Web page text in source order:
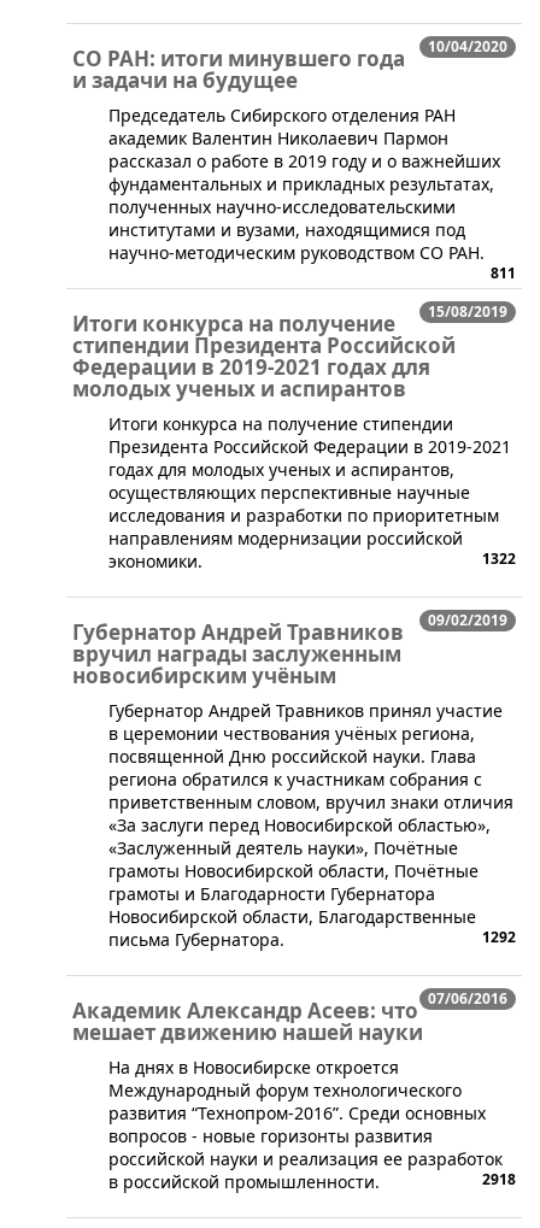
10/04/2020
СО РАН: итоги минувшего года
и задачи на будущее
​​Председатель Сибирского отделения РАН
академик Валентин Николаевич Пармон
рассказал о работе в 2019 году и о важнейших
фундаментальных и прикладных результатах,
полученных научно-исследовательскими
институтами и вузами, находящимися под
научно-методическим руководством СО РАН.
811
15/08/2019
Итоги конкурса на получение
стипендии Президента Российской
Федерации в 2019-2021 годах для
молодых ученых и аспирантов
Итоги конкурса на получение стипендии
Президента Российской Федерации в 2019-2021
годах для молодых ученых и аспирантов,
осуществляющих перспективные научные
исследования и разработки по приоритетным
направлениям модернизации российской
экономики.
1322
09/02/2019
Губернатор Андрей Травников
вручил награды заслуженным
новосибирским учёным
​Губернатор Андрей Травников принял участие
в церемонии чествования учёных региона,
посвященной Дню российской науки. Глава
региона обратился к участникам собрания с
приветственным словом, вручил знаки отличия
«За заслуги перед Новосибирской областью»,
«Заслуженный деятель науки», Почётные
грамоты Новосибирской области, Почётные
грамоты и Благодарности Губернатора
Новосибирской области, Благодарственные
письма Губернатора.
1292
07/06/2016
Академик Александр Асеев: что
мешает движению нашей науки
На днях в Новосибирске откроется
Международный форум технологического
развития “Технопром-2016”. Среди основных
вопросов - новые горизонты развития
российской науки и реализация ее разработок
в российской промышленности.
2918